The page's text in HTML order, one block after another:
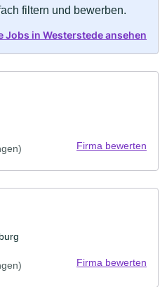
filtern und bewerben.
Jobs in Westerstede ansehen
Firma bewerten
Firma bewerten